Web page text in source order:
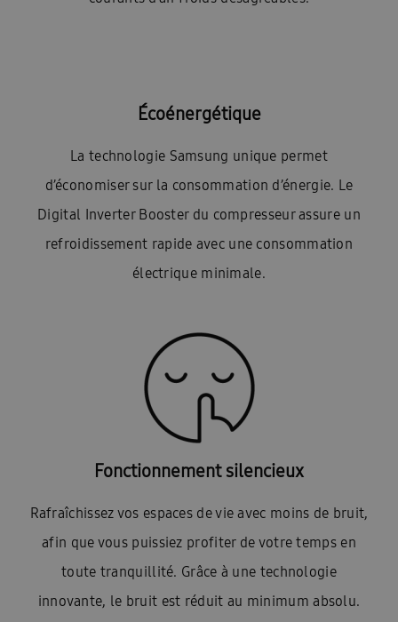
Écoénergétique
La technologie Samsung unique permet
d’économiser sur la consommation d’énergie. Le
Digital Inverter Booster du compresseur assure un
refroidissement rapide avec une consommation
électrique minimale.
Fonctionnement silencieux
Rafraîchissez vos espaces de vie avec moins de bruit,
afin que vous puissiez profiter de votre temps en
toute tranquillité. Grâce à une technologie
innovante, le bruit est réduit au minimum absolu.